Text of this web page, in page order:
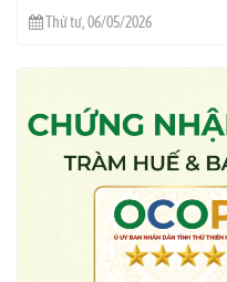
Thứ tư, 06/05/2026